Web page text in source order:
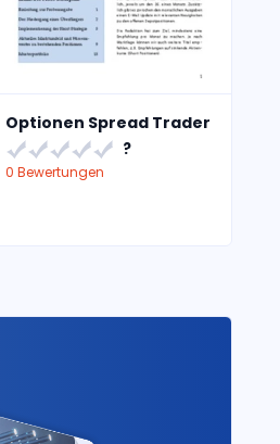
Optionen Spread Trader
?
0 Bewertungen